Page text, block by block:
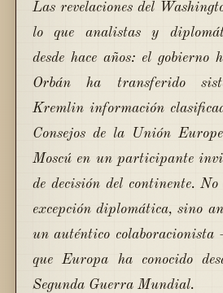
Las revelaciones del
lo que analistas y
desde hace años: el gobierno
Orbán ha transferido
Kremlin información
Consejos de la Unión
Moscú en un participante
de decisión del continente. No
excepción diplomática, sino
un auténtico colaboracionista
que Europa ha conocido
Segunda Guerra Mundial.